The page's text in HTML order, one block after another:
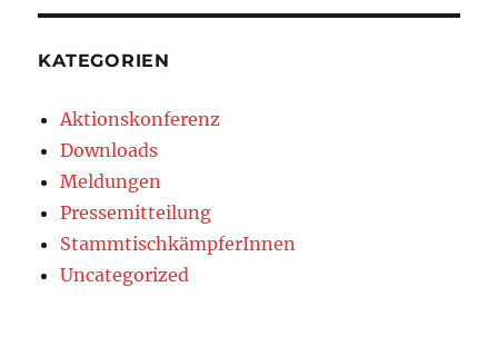
KATEGORIEN
Aktionskonferenz
Downloads
Meldungen
Pressemitteilung
StammtischkämpferInnen
Uncategorized